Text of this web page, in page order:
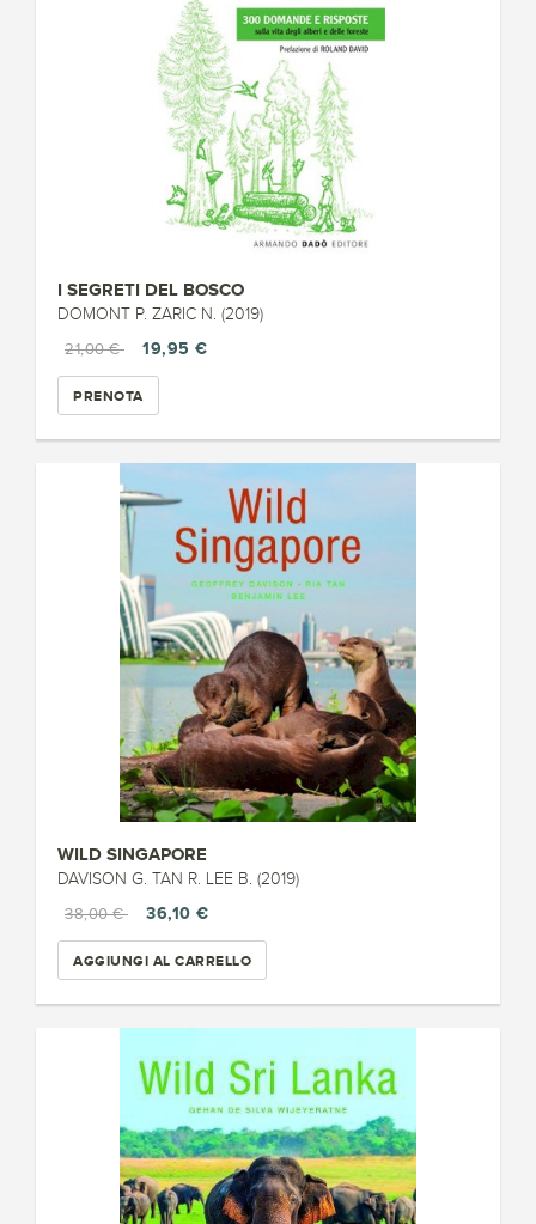
I SEGRETI DEL BOSCO
DOMONT P. ZARIC N. (2019)
21,00 €
19,95 €
PRENOTA
WILD SINGAPORE
DAVISON G. TAN R. LEE B. (2019)
38,00 €
36,10 €
AGGIUNGI AL CARRELLO